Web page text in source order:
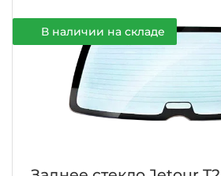
В наличии на складе